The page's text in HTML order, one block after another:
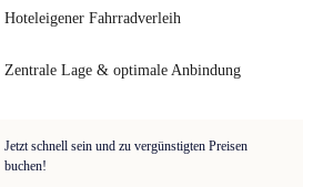
Hoteleigener Fahrradverleih
Zentrale Lage & optimale Anbindung
Jetzt schnell sein und zu vergünstigten Preisen
buchen!